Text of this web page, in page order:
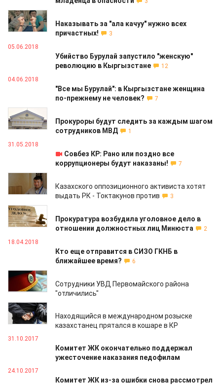
12.06.2018
Наказывать за "ала качуу" нужно всех
причастных!
3
05.06.2018
Убийство Бурулай запустило "женскую"
революцию в Кыргызстане
12
04.06.2018
"Все мы Бурулай": в Кыргызстане женщина
по-прежнему не человек?
7
31.05.2018
Прокуроры будут следить за каждым шагом
сотрудников МВД
1
31.05.2018
Совбез КР: Рано или поздно все
коррупционеры будут наказаны!
7
24.05.2018
Казахского оппозиционного активиста хотят
выдать РК - Токтакунов против
3
04.05.2018
Прокуратура возбудила уголовное дело в
отношении должностных лиц Минюста
2
18.04.2018
Кто еще отправится в СИЗО ГКНБ в
ближайшее время?
6
11.04.2018
Сотрудники УВД Первомайского района
"отличились"
17.11.2017
Находящийся в международном розыске
казахстанец прятался в кошаре в КР
31.10.2017
Комитет ЖК окончательно поддержал
ужесточение наказания педофилам
24.10.2017
Комитет ЖК из-за ошибки снова рассмотрел